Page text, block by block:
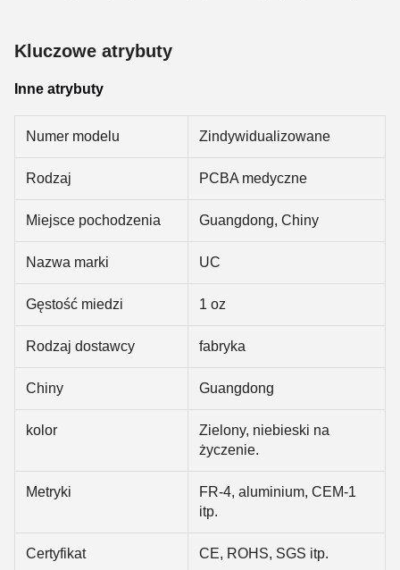
Kluczowe atrybuty
Inne atrybuty
Numer modelu Zindywidualizowane
Rodzaj PCBA medyczne
Miejsce pochodzenia Guangdong, Chiny
Nazwa marki UC
Gęstość miedzi 1 oz
Rodzaj dostawcy fabryka
Chiny Guangdong
kolor
Zielony, niebieski na
życzenie.
Metryki
FR-4, aluminium, CEM-1
itp.
Certyfikat CE, ROHS, SGS itp.